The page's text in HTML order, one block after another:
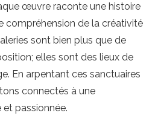
œuvre raconte une histoire
compréhension de la créativité
sont bien plus que de
elles sont des lieux de
En arpentant ces sanctuaires
connectés à une
passionnée.